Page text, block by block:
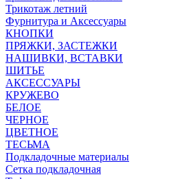
Трикотаж летний
Фурнитура и Аксессуары
КНОПКИ
ПРЯЖКИ, ЗАСТЕЖКИ
НАШИВКИ, ВСТАВКИ
ШИТЬЕ
АКСЕССУАРЫ
КРУЖЕВО
БЕЛОЕ
ЧЕРНОЕ
ЦВЕТНОЕ
ТЕСЬМА
Подкладочные материалы
Сетка подкладочная